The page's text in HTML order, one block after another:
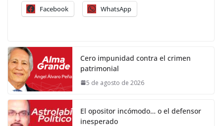
Facebook WhatsApp
Cero impunidad contra el crimen
patrimonial
5 de agosto de 2026
El opositor incómodo… o el defensor
inesperado